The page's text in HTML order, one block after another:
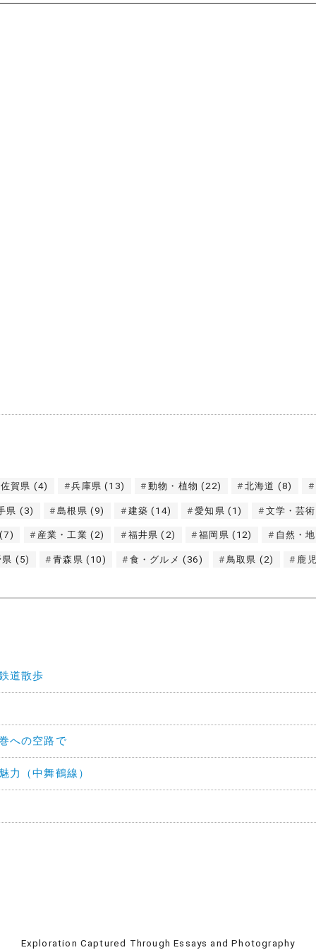
佐賀県 (4) 兵庫県 (13) 動物・植物 (22) 北海道 (8)
県 (3) 島根県 (9) 建築 (14) 愛知県 (1) 文学・芸術
(7) 産業・工業 (2) 福井県 (2) 福岡県 (12) 自然・
(5) 青森県 (10) 食・グルメ (36) 鳥取県 (2) 鹿
道散歩
への空路で
力（中舞鶴線）
Exploration Captured Through Essays and Photography